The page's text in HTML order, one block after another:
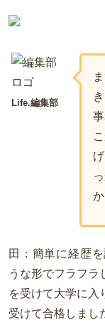
Life.編集部
か
田：簡単に経歴
うな形でフラフラ
を受けて大学に入
受けて合格しまし